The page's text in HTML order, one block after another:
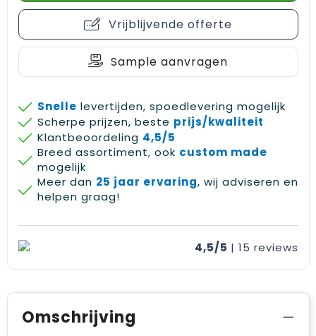
Vrijblijvende offerte
Sample aanvragen
Snelle levertijden, spoedlevering mogelijk
Scherpe prijzen, beste prijs/kwaliteit
Klantbeoordeling 4,5/5
Breed assortiment, ook custom made
mogelijk
Meer dan 25 jaar ervaring, wij adviseren en
helpen graag!
4,5/5 | 15 reviews
Omschrijving